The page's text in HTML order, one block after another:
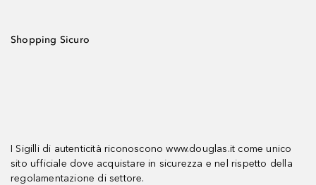
Shopping Sicuro
I Sigilli di autenticità riconoscono www.douglas.it come unico
sito ufficiale dove acquistare in sicurezza e nel rispetto della
regolamentazione di settore.